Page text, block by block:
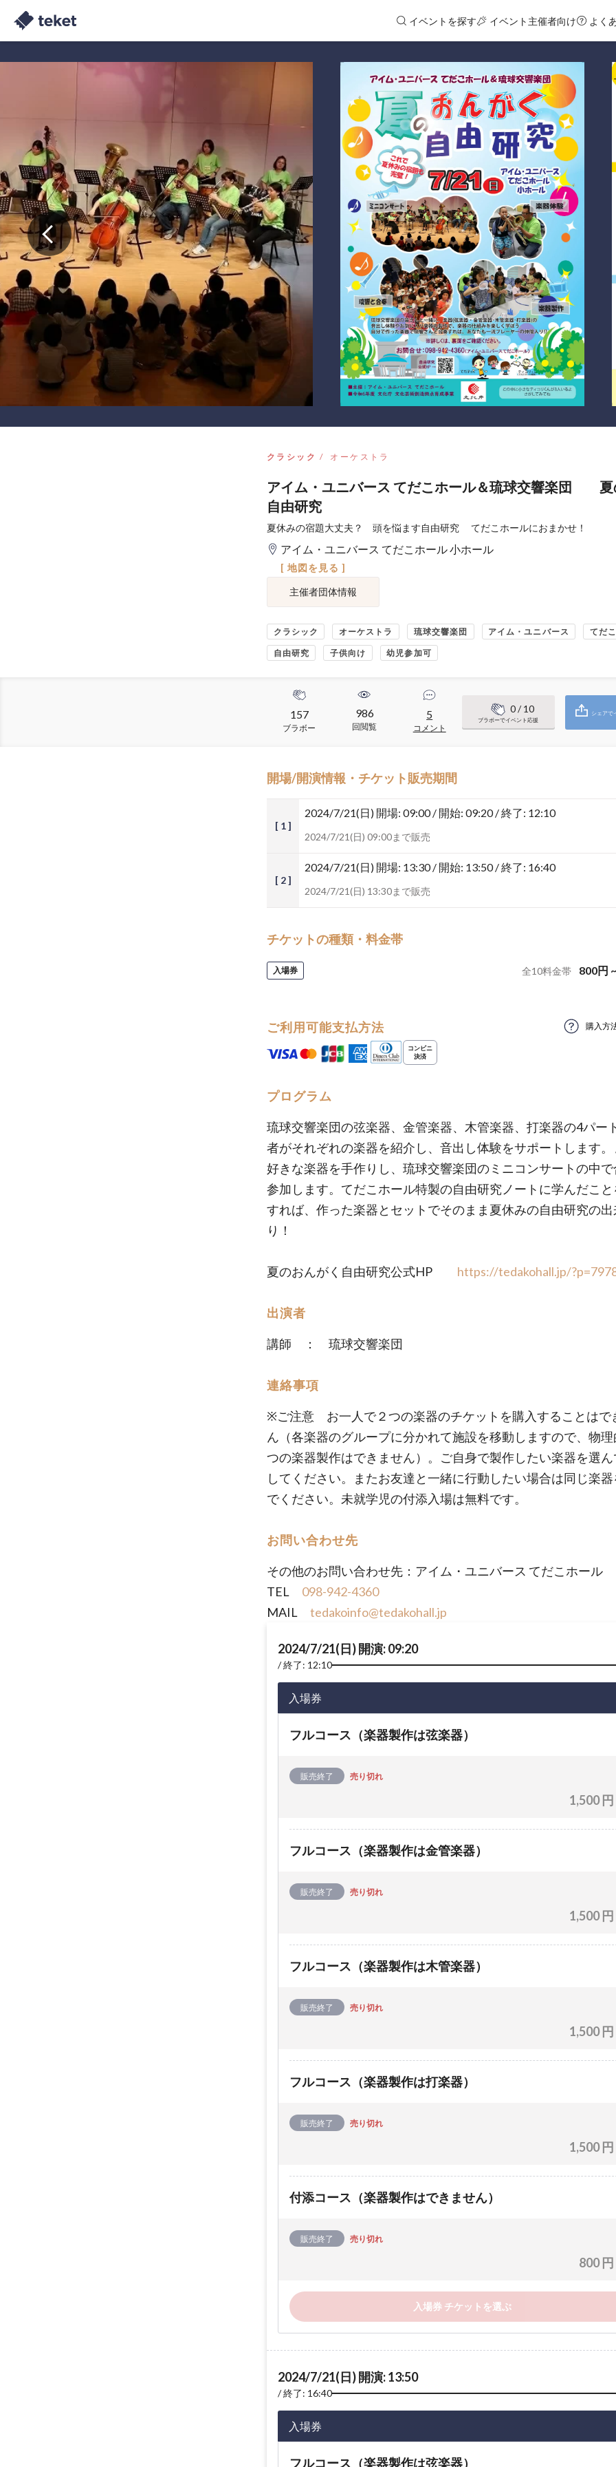
イベントを探す イベント主催者向け よく
クラシック オーケストラ
アイム・ユニバース てだこホール＆琉球交響楽団 夏
自由研究
夏休みの宿題大丈夫？ 頭を悩ます自由研究 てだこホールにおまかせ！
アイム・ユニバース てだこホール 小ホール
[ 地図を見る ]
主催者団体情報
クラシック オーケストラ 琉球交響楽団 アイム・ユニバース てだ
自由研究 子供向け 幼児参加可
157
ブラボー
986
回閲覧
5
コメント
0/ 10
ブラボーでイベント応援
シェアで
開場/開演情報・チケット販売期間
[ 1 ]
2024/7/21(日) 開場: 09:00 / 開始: 09:20 / 終了: 12:10
2024/7/21(日) 09:00まで販売
[ 2 ]
2024/7/21(日) 開場: 13:30 / 開始: 13:50 / 終了: 16:40
2024/7/21(日) 13:30まで販売
チケットの種類・料金帯
入場券 全10料金帯 800円
ご利用可能支払方法 購入方
プログラム
琉球交響楽団の弦楽器、金管楽器、木管楽器、打楽器の4パー
者がそれぞれの楽器を紹介し、音出し体験をサポートします
好きな楽器を手作りし、琉球交響楽団のミニコンサートの中
参加します。てだこホール特製の自由研究ノートに学んだこ
すれば、作った楽器とセットでそのまま夏休みの自由研究の
り！
夏のおんがく自由研究公式HP https://tedakohall.jp/
出演者
講師 ： 琉球交響楽団
連絡事項
※ご注意 お一人で２つの楽器のチケットを購入することはで
ん（各楽器のグループに分かれて施設を移動しますので、物
つの楽器製作はできません）。ご自身で製作したい楽器を選
してください。またお友達と一緒に行動したい場合は同じ楽
でください。未就学児の付添入場は無料です。
お問い合わせ先
その他のお問い合わせ先：アイム・ユニバース てだこホール
TEL 098-942-4360
MAIL tedakoinfo@tedakohall.jp
2024/7/21(日) 開演: 09:20
終了: 12:10
入場券
フルコース（楽器製作は弦楽器）
販売終了 売り切れ
1,500 円
フルコース（楽器製作は金管楽器）
販売終了 売り切れ
1,500 円
フルコース（楽器製作は木管楽器）
販売終了 売り切れ
1,500 円
フルコース（楽器製作は打楽器）
販売終了 売り切れ
1,500 円
付添コース（楽器製作はできません）
販売終了 売り切れ
800 円
入場券 チケットを選ぶ
2024/7/21(日) 開演: 13:50
終了: 16:40
入場券
フルコース（楽器製作は弦楽器）